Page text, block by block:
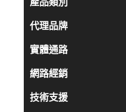
代理品牌
實體通路
網路經銷
技術支援